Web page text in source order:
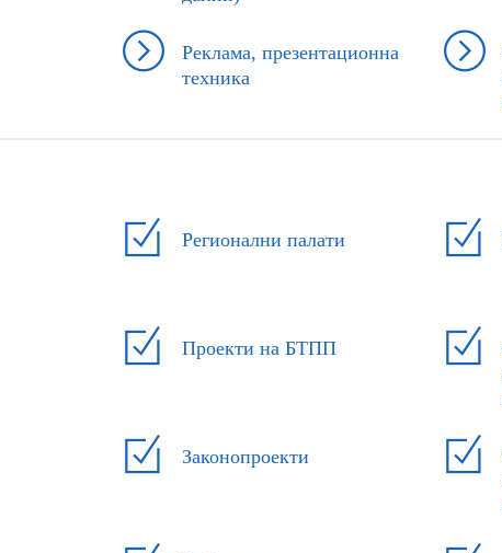
Реклама, презентационна
техника
Регионални палати
Проекти на БТПП
Законопроекти